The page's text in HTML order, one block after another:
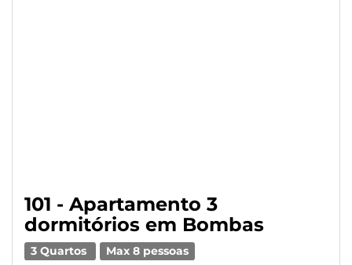
101 - Apartamento 3
dormitórios em Bombas
3 Quartos Max 8 pessoas